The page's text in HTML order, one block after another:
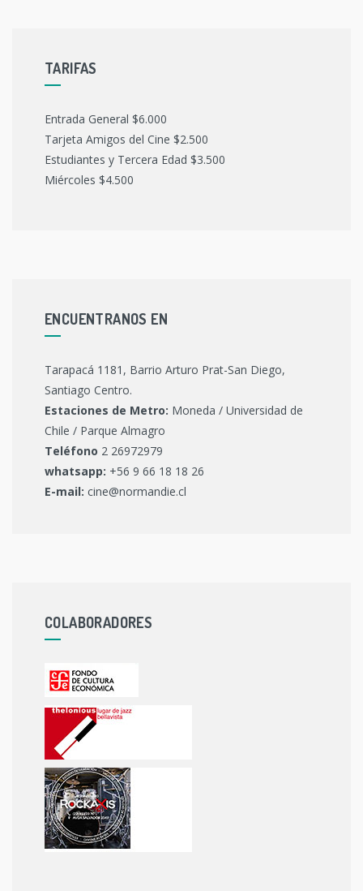
TARIFAS
Entrada General $6.000
Tarjeta Amigos del Cine $2.500
Estudiantes y Tercera Edad $3.500
Miércoles $4.500
ENCUENTRANOS EN
Tarapacá 1181, Barrio Arturo Prat-San Diego,
Santiago Centro.
Estaciones de Metro: Moneda / Universidad de
Chile / Parque Almagro
Teléfono 2 26972979
whatsapp: +56 9 66 18 18 26
E-mail: cine@normandie.cl
COLABORADORES